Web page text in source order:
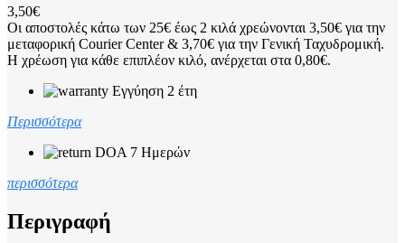
3,50€
Οι αποστολές κάτω των 25€ έως 2 κιλά χρεώνονται 3,50€ για την
μεταφορική Courier Center & 3,70€ για την Γενική Ταχυδρομική.
Η χρέωση για κάθε επιπλέον κιλό, ανέρχεται στα 0,80€.
Εγγύηση 2 έτη
Περισσότερα
DOA 7 Ημερών
περισσότερα
Περιγραφή